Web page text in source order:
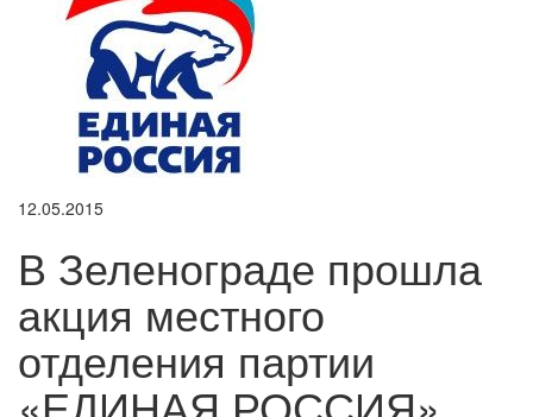
12.05.2015
В Зеленограде прошла
акция местного
отделения партии